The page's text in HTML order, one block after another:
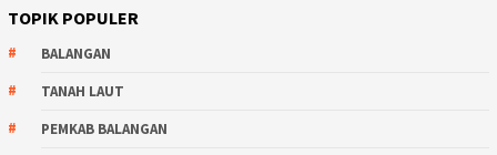
TOPIK POPULER
BALANGAN
TANAH LAUT
PEMKAB BALANGAN